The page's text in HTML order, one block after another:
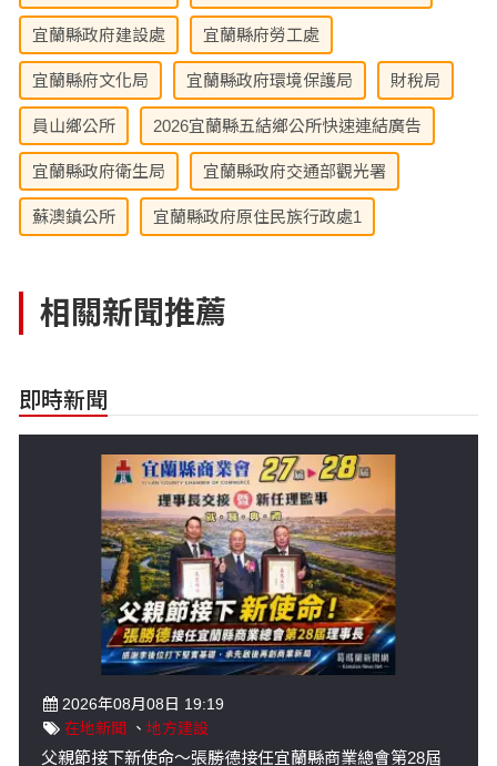
宜蘭縣政府建設處 宜蘭縣府勞工處
宜蘭縣府文化局 宜蘭縣政府環境保護局 財稅局
員山鄉公所 2026宜蘭縣五結鄉公所快速連結廣告
宜蘭縣政府衛生局 宜蘭縣政府交通部觀光署
蘇澳鎮公所 宜蘭縣政府原住民族行政處1
相關新聞推薦
即時新聞
2026年08月08日 19:19
在地新聞 、 地方建設
父親節接下新使命～張勝德接任宜蘭縣商業總會第28屆